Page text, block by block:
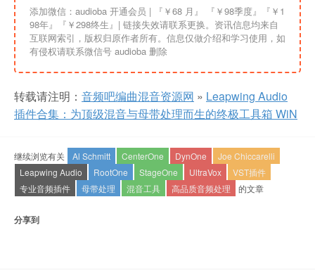
添加微信：audioba 开通会员 | 『￥68 月』 『￥98季度』『￥1
98年』『￥298终生』| 链接失效请联系更换。资讯信息均来自
互联网索引，版权归原作者所有。信息仅做介绍和学习使用，如
有侵权请联系微信号 audioba 删除
转载请注明： 音频吧编曲混音资源网 » Leapwing Audio
插件合集：为顶级混音与母带处理而生的终极工具箱 WiN
继续浏览有关 Al Schmitt CenterOne DynOne
Joe Chiccarelli
Leapwing Audio
RootOne StageOne UltraVox
VST插件
专业音频插件
母带处理 混音工具 高品质音频处理 的文章
分享到